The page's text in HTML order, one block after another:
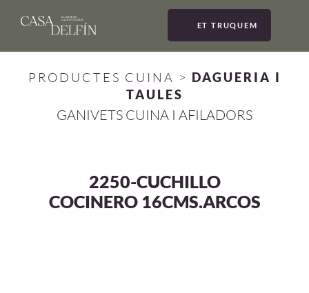
ET TRUQUEM
PRODUCTES CUINA > DAGUERIA I
TAULES
GANIVETS CUINA I AFILADORS
2250-CUCHILLO
COCINERO 16CMS.ARCOS